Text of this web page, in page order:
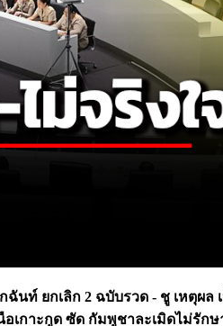
ฉันท์ ยกเลิก 2 ฉบับรวด - ชู เหตุผ
เกาะกูด ซัด กัมพูชาละเมิดไม่รัก